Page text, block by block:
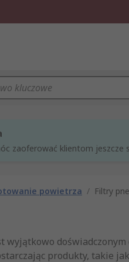
zaoferować klientom
powietrza / Filtry
produkty, takie